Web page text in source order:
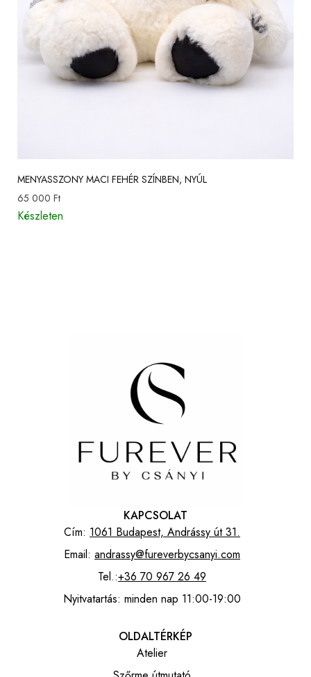
MENYASSZONY MACI FEHÉR SZÍNBEN, NYÚL
65 000 Ft
Készleten
KAPCSOLAT
Cím: 1061 Budapest, Andrássy út 31.
Email: andrassy@fureverbycsanyi.com
Tel.:+36 70 967 26 49
Nyitvatartás: minden nap 11:00-19:00
OLDALTÉRKÉP
Atelier